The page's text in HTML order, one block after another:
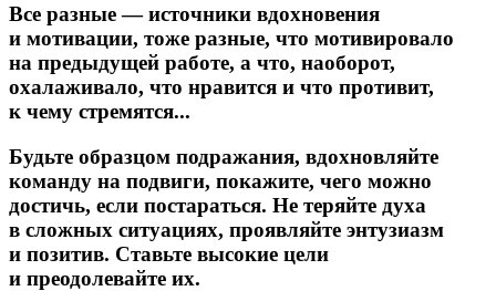
Все разные — источники вдохновения
и мотивации, тоже разные, что мотивировало
на предыдущей работе, а что, наоборот,
охалаживало, что нравится и что противит,
к чему стремятся...
Будьте образцом подражания, вдохновляйте
команду на подвиги, покажите, чего можно
достичь, если постараться. Не теряйте духа
в сложных ситуациях, проявляйте энтузиазм
и позитив. Ставьте высокие цели
и преодолевайте их.